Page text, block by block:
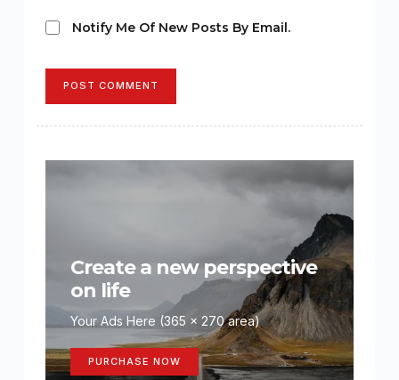
Notify Me Of New Posts By Email.
POST COMMENT
Create a new perspective
on life
Your Ads Here (365 x 270 area)
PURCHASE NOW